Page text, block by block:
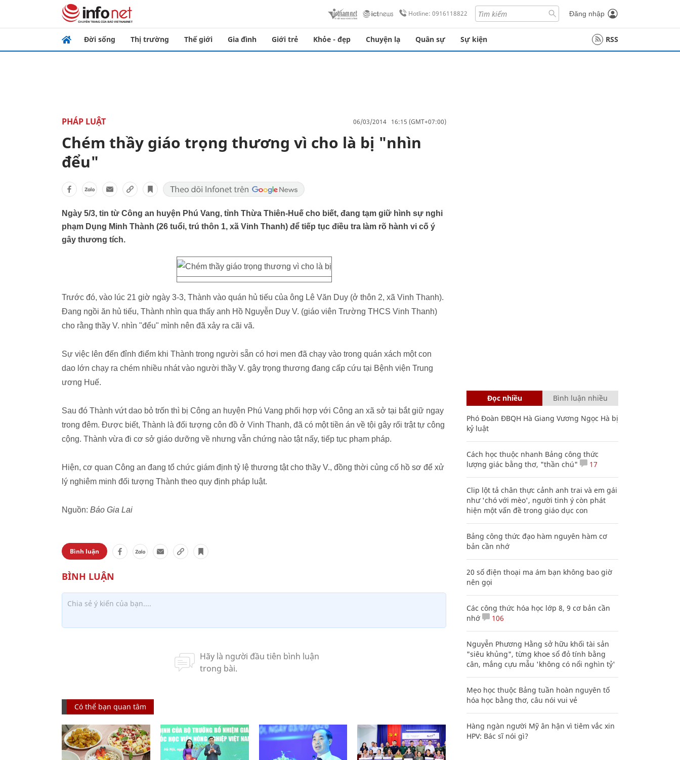
Hotline: 0916118822 Đăng nhập
Đời sống Thị trường Thế giới Gia đình Giới trẻ Khỏe - đẹp Chuyện lạ Quân sự Sự kiện RSS
PHÁP LUẬT 06/03/2014 16:15 (GMT+07:00)
Chém thầy giáo trọng thương vì cho là bị "nhìn
đểu"
Ngày 5/3, tin từ Công an huyện Phú Vang, tỉnh Thừa Thiên-Huế cho biết, đang tạm giữ hình sự nghi
phạm Dụng Minh Thành (26 tuổi, trú thôn 1, xã Vinh Thanh) để tiếp tục điều tra làm rõ hành vi cố ý
gây thương tích.
Trước đó, vào lúc 21 giờ ngày 3-3, Thành vào quán hủ tiếu của ông Lê Văn Duy (ở thôn 2, xã Vinh Thanh).
Đang ngồi ăn hủ tiếu, Thành nhìn qua thấy anh Hồ Nguyễn Duy V. (giáo viên Trường THCS Vinh Thanh)
cho rằng thầy V. nhìn "đểu" mình nên đã xảy ra cãi vã.
Sự việc lên đến đỉnh điểm khi Thành trong người sẵn có hơi men đã chạy vào trong quán xách một con
dao lớn chạy ra chém nhiều nhát vào người thầy V. gây trọng thương đang cấp cứu tại Bệnh viện Trung
ương Huế.
Sau đó Thành vứt dao bỏ trốn thì bị Công an huyện Phú Vang phối hợp với Công an xã sở tại bắt giữ ngay
trong đêm. Được biết, Thành là đối tượng côn đồ ở Vinh Thanh, đã có một tiền án về tội gây rối trật tự công
cộng. Thành vừa đi cơ sở giáo dưỡng về nhưng vẫn chứng nào tật nấy, tiếp tục phạm pháp.
Hiện, cơ quan Công an đang tổ chức giám định tỷ lệ thương tật cho thầy V., đồng thời củng cố hồ sơ để xử
lý nghiêm minh đối tượng Thành theo quy định pháp luật.
Nguồn: Báo Gia Lai
Bình luận
Có thể bạn quan tâm
Đọc nhiều Bình luận nhiều
Phó Đoàn ĐBQH Hà Giang Vương Ngọc Hà bị
kỷ luật
Cách học thuộc nhanh Bảng công thức
lượng giác bằng thơ, "thần chú"
17
Clip lột tả chân thực cảnh anh trai và em gái
như 'chó với mèo', người tinh ý còn phát
hiện một vấn đề trong giáo dục con
Bảng công thức đạo hàm nguyên hàm cơ
bản cần nhớ
20 số điện thoại ma ám bạn không bao giờ
nên gọi
Các công thức hóa học lớp 8, 9 cơ bản cần
nhớ
106
Nguyễn Phương Hằng sở hữu khối tài sản
"siêu khủng", từng khoe sổ đỏ tính bằng
cân, mắng cựu mẫu 'không có nổi nghìn tỷ'
Mẹo học thuộc Bảng tuần hoàn nguyên tố
hóa học bằng thơ, câu nói vui vẻ
Hàng ngàn người Mỹ ân hận vì tiêm vắc xin
HPV: Bác sĩ nói gì?